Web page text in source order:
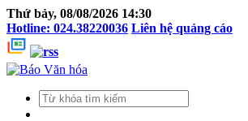
Thứ bảy, 08/08/2026 14:30
Hotline: 024.38220036 Liên hệ quảng cáo